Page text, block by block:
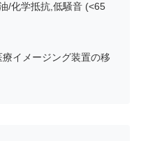
/化学抵抗,低騒音 (<65
イメージング装置の移